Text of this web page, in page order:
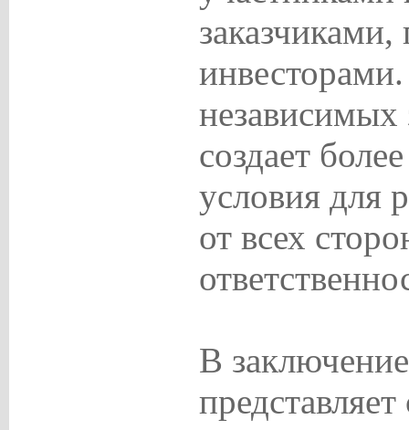
создает
условия для
от всех
В